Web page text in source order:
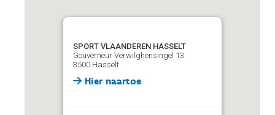
SPORT VLAANDEREN HASSELT
Gouverneur Verwilghensingel 13
3500 Hasselt
Hier naartoe